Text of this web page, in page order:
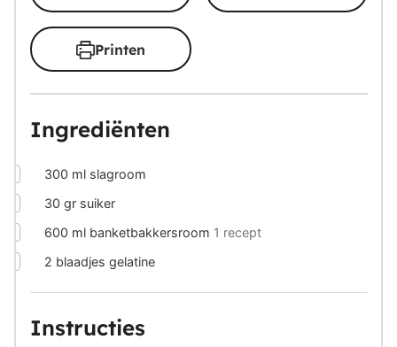
Printen
Ingrediënten
300 ml slagroom
30 gr suiker
600 ml banketbakkersroom 1 recept
2 blaadjes gelatine
Instructies